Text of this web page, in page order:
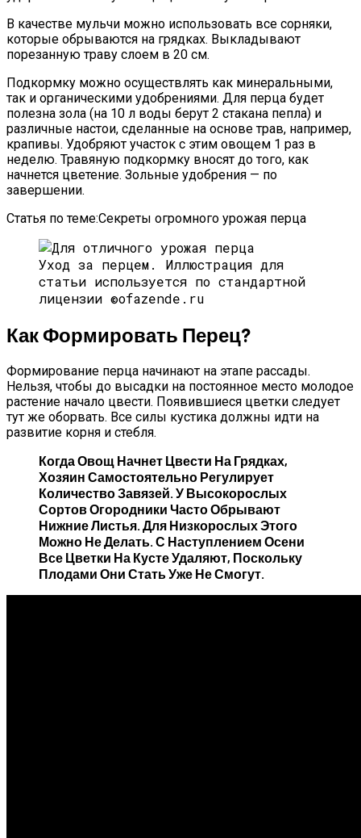
В качестве мульчи можно использовать все сорняки,
которые обрываются на грядках. Выкладывают
порезанную траву слоем в 20 см.
Подкормку можно осуществлять как минеральными,
так и органическими удобрениями. Для перца будет
полезна зола (на 10 л воды берут 2 стакана пепла) и
различные настои, сделанные на основе трав, например,
крапивы. Удобряют участок с этим овощем 1 раз в
неделю. Травяную подкормку вносят до того, как
начнется цветение. Зольные удобрения — по
завершении.
Статья по теме:Секреты огромного урожая перца
Уход за перцем. Иллюстрация для
статьи используется по стандартной
лицензии ©ofazende.ru
Как Формировать Перец?
Формирование перца начинают на этапе рассады.
Нельзя, чтобы до высадки на постоянное место молодое
растение начало цвести. Появившиеся цветки следует
тут же оборвать. Все силы кустика должны идти на
развитие корня и стебля.
Когда Овощ Начнет Цвести На Грядках,
Хозяин Самостоятельно Регулирует
Количество Завязей. У Высокорослых
Сортов Огородники Часто Обрывают
Нижние Листья. Для Низкорослых Этого
Можно Не Делать. С Наступлением Осени
Все Цветки На Кусте Удаляют, Поскольку
Плодами Они Стать Уже Не Смогут.